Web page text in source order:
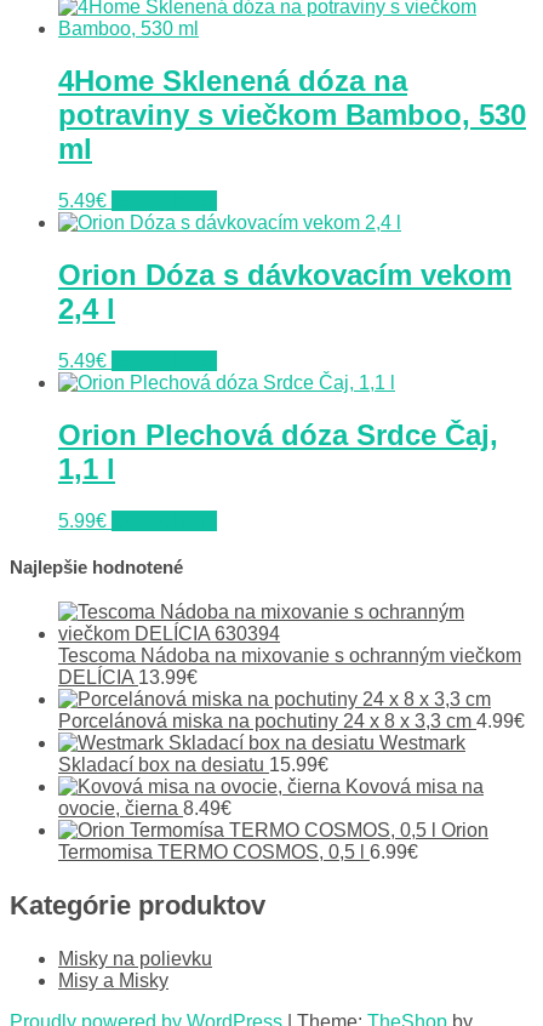
4Home Sklenená dóza na
potraviny s viečkom Bamboo, 530
ml
5.49€
Orion Dóza s dávkovacím vekom
2,4 l
5.49€
Orion Plechová dóza Srdce Čaj,
1,1 l
5.99€
Najlepšie hodnotené
Tescoma Nádoba na mixovanie s ochranným viečkom
DELÍCIA 13.99€
Porcelánová miska na pochutiny 24 x 8 x 3,3 cm 4.99€
Westmark
Skladací box na desiatu 15.99€
Kovová misa na
ovocie, čierna 8.49€
Orion
Termomisa TERMO COSMOS, 0,5 l
6.99€
Kategórie produktov
Misky na polievku
Misy a Misky
Proudly powered by WordPress
Theme: TheShop by